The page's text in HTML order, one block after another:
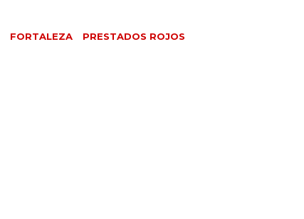
FORTALEZA
PRESTADOS ROJOS